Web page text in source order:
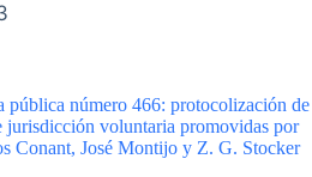
pública número 466: protocolización de
jurisdicción voluntaria promovidas por
Conant, José Montijo y Z. G. Stocker